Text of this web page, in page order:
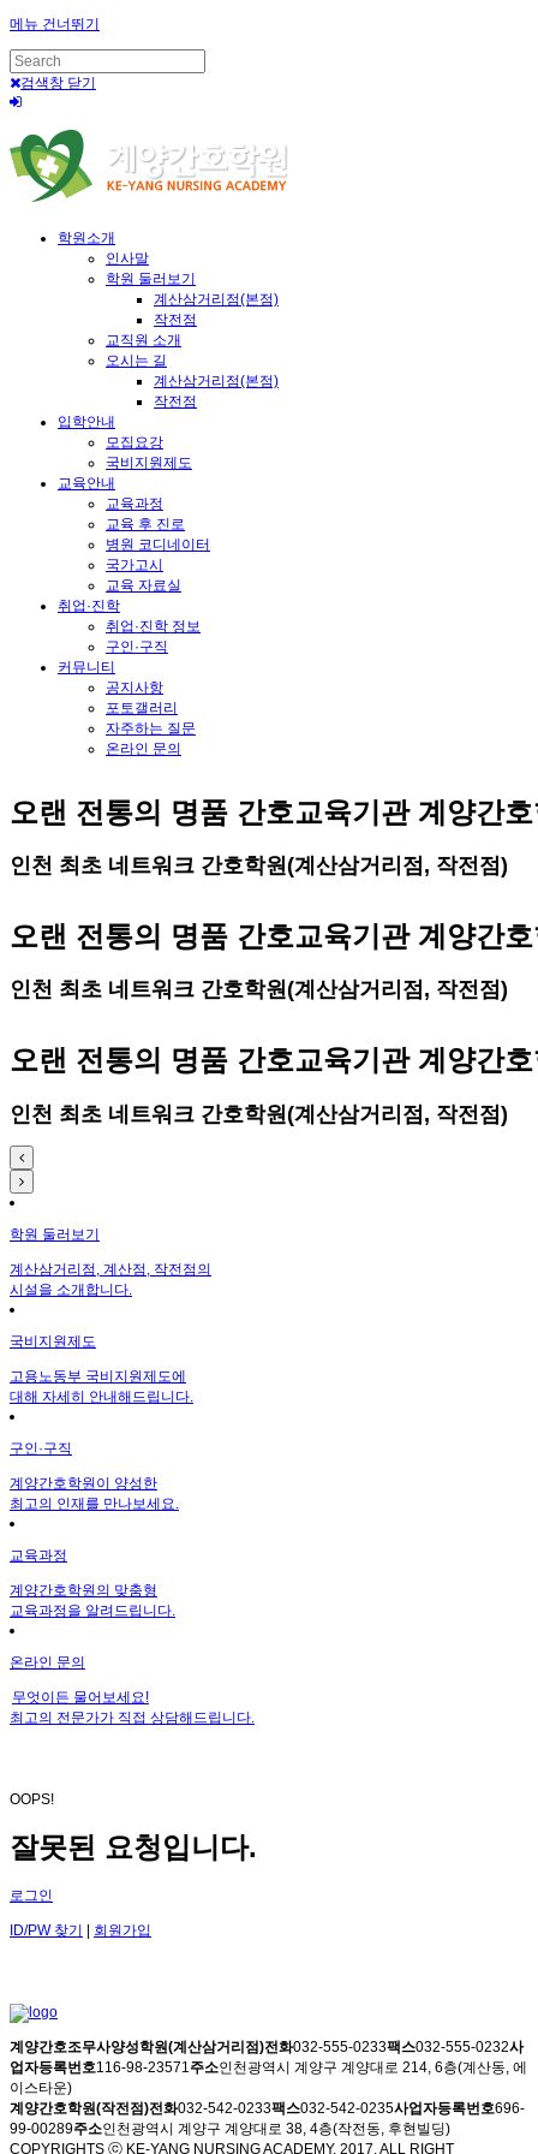
메뉴 건너뛰기
검색창 닫기
학원소개
인사말
학원 둘러보기
계산삼거리점(본점)
작전점
교직원 소개
오시는 길
계산삼거리점(본점)
작전점
입학안내
모집요강
국비지원제도
교육안내
교육과정
교육 후 진로
병원 코디네이터
국가고시
교육 자료실
취업·진학
취업·진학 정보
구인·구직
커뮤니티
공지사항
포토갤러리
자주하는 질문
온라인 문의
오랜 전통의 명품 간호교육기관 계양간
인천 최초 네트워크 간호학원(계산삼거리점, 작전점)
오랜 전통의 명품 간호교육기관 계양간
인천 최초 네트워크 간호학원(계산삼거리점, 작전점)
오랜 전통의 명품 간호교육기관 계양간
인천 최초 네트워크 간호학원(계산삼거리점, 작전점)
학원 둘러보기
계산삼거리점, 계산점, 작전점의
시설을 소개합니다.
국비지원제도
고용노동부 국비지원제도에
대해 자세히 안내해드립니다.
구인·구직
계양간호학원이 양성한
최고의 인재를 만나보세요.
교육과정
계양간호학원의 맞춤형
교육과정을 알려드립니다.
온라인 문의
무엇이든 물어보세요!
최고의 전문가가 직접 상담해드립니다.
OOPS!
잘못된 요청입니다.
로그인
ID/PW 찾기 | 회원가입
계양간호조무사양성학원(계산삼거리점)전화032-555-0233팩스032-555-0232사
업자등록번호116-98-23571 주소인천광역시 계양구 계양대로 214, 6층(계산동, 에
이스타운)
계양간호학원(작전점)전화032-542-0233팩스032-542-0235사업자등록번호696-
99-00289주소인천광역시 계양구 계양대로 38, 4층(작전동, 후현빌딩)
COPYRIGHTS ⓒ KE-YANG NURSING ACADEMY. 2017. ALL RIGHT